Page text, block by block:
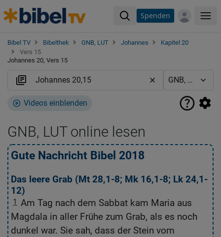
Spenden
Bibel TV Bibelthek GNB, LUT Johannes
Kapitel 20
Vers 15
Johannes 20, Vers 15
Videos einblenden
GNB, LUT online lesen
Gute Nachricht Bibel 2018
Das leere Grab (Mt 28,1-8; Mk 16,1-8; Lk 24,1-
12)
1 Am Tag nach dem Sabbat kam Maria aus
Magdala in aller Frühe zum Grab, als es noch
dunkel war. Sie sah, dass der Stein vom